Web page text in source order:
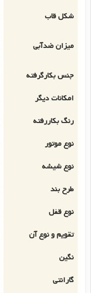
شکل قاب
میزان ضدآبی
جنس بکارگرفته
امکانات دیگر
رنگ بکاررفته
نوع موتور
نوع شیشه
طرح بند
نوع قفل
تقویم و نوع آن
نگین
گارانتی